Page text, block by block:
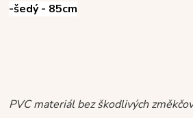
-šedý - 85cm
PVC materiál bez škodlivých